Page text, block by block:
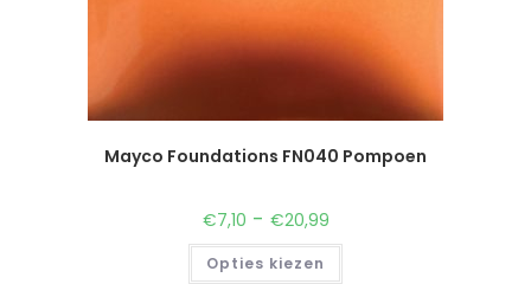
Mayco Foundations FN040 Pompoen
€7,10 - €20,99
Opties kiezen